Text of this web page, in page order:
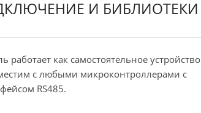
И БИБЛИОТЕКИ
работает как самостоятельное устройство
с любыми микроконтроллерами с
RS485.